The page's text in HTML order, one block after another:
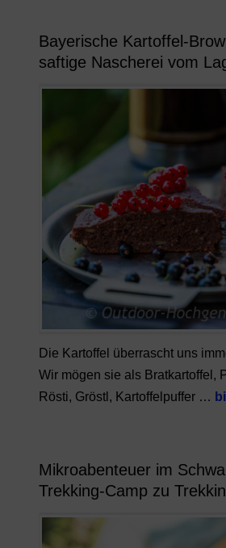
Bayerische Kartoffel-
saftige Nascherei vom
Die Kartoffel überrascht uns
Wir mögen sie als Bratkartoffel,
Rösti, Gröstl, Kartoffelpuffer …
Mikroabenteuer im
Trekking-Camp zu